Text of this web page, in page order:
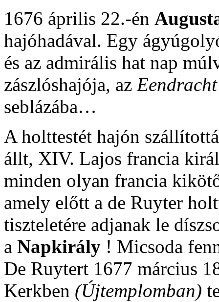
1676 április 22.-én
hajóhadával. Egy
és az admirális hat nap
zászlóshajója, az Eendracht
seblázába…
A holttestét hajón
állt, XIV. Lajos francia
minden olyan francia
amely előtt a de Ruyter
tiszteletére adjanak le
a Napkirály ! Micsoda
De Ruytert 1677 március
Kerkben (Újtemplomban)